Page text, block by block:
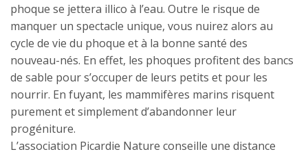
phoque se jettera illico à l’eau. Outre le risque de
manquer un spectacle unique, vous nuirez alors au
cycle de vie du phoque et à la bonne santé des
nouveau-nés. En effet, les phoques profitent des bancs
de sable pour s’occuper de leurs petits et pour les
nourrir. En fuyant, les mammifères marins risquent
purement et simplement d’abandonner leur
progéniture.
L’association Picardie Nature conseille une distance